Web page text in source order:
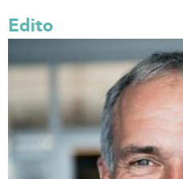
s
x
t
e
r
Edito